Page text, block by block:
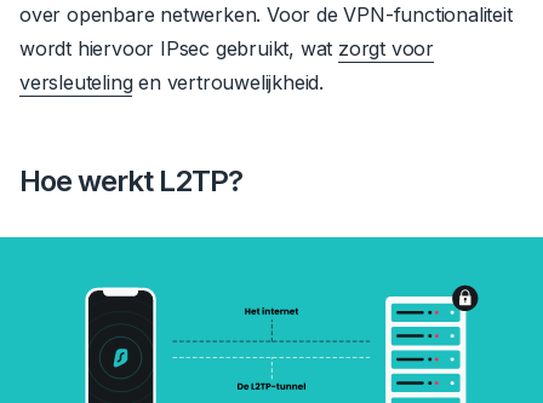
over openbare netwerken. Voor de VPN-functionaliteit
wordt hiervoor IPsec gebruikt, wat zorgt voor
versleutelingen vertrouwelijkheid.
Hoe werkt L2TP?